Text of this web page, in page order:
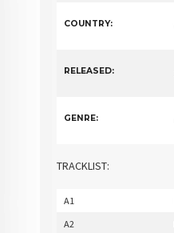
COUNTRY:
RELEASED:
GENRE:
TRACKLIST:
A1
A2